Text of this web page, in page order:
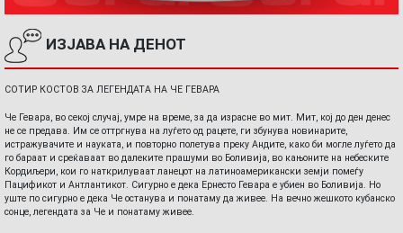
ИЗЈАВА НА ДЕНОТ
СОТИР КОСТОВ ЗА ЛЕГЕНДАТА НА ЧЕ ГЕВАРА
Че Гевара, во секој случај, умре на време, за да израсне во мит. Мит, кој до ден денес
не се предава. Им се оттргнува на луѓето од рацете, ги збунува новинарите,
истражувачите и науката, и повторно полетува преку Андите, како би могле луѓето да
го бараат и среќаваат во далеките прашуми во Боливија, во кањоните на небеските
Кордиљери, кои го наткрилуваат ланецот на латиноамерикански земји помеѓу
Пацификот и Антлантикот. Сигурно е дека Ернесто Гевара е убиен во Боливија. Но
уште по сигурно е дека Че останува и понатаму да живее. На вечно жешкото кубанско
сонце, легендата за Че и понатаму живее.